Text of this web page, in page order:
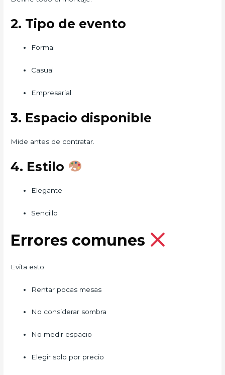
2. Tipo de evento
Formal
Casual
Empresarial
3. Espacio disponible
Mide antes de contratar.
4. Estilo
Elegante
Sencillo
Errores comunes
Evita esto:
Rentar pocas mesas
No considerar sombra
No medir espacio
Elegir solo por precio